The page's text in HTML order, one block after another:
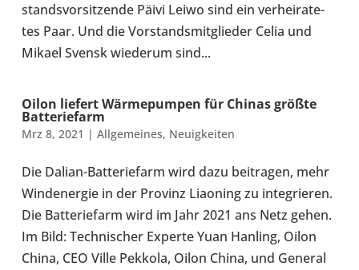
stands­vor­sit­zende Päivi Leiwo sind ein ver­hei­ra­te­
tes Paar. Und die Vor­stands­mit­glie­der Celia und
Mikael Svensk wie­derum sind...
Oilon liefert Wär­me­pum­pen für Chinas größte
Bat­te­rief­arm
Mrz 8, 2021 | All­ge­mei­nes, Neu­ig­kei­ten
Die Dalian-​Batteriefarm wird dazu bei­tra­gen, mehr
Wind­ener­gie in der Provinz Liao­ning zu inte­grie­ren.
Die Bat­te­rief­arm wird im Jahr 2021 ans Netz gehen.
Im Bild: Tech­ni­scher Experte Yuan Hanling, Oilon
China, CEO Ville Pekkola, Oilon China, und General